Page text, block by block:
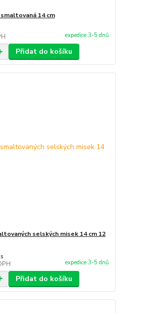
14 cm
expedice 3-5 dnů
Přidat do košíku
selských misek 14 cm 12
expedice 3-5 dnů
Přidat do košíku